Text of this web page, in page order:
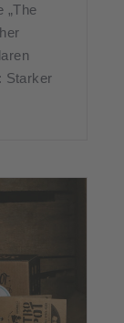
„The
Starker